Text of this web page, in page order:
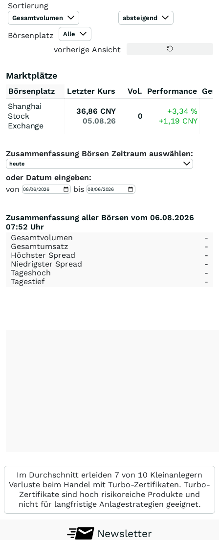
Sortierung
Gesamtvolumen absteigend
Börsenplatz Alle
vorherige Ansicht
Marktplätze
Börsenplatz Letzter Kurs Vol. Performance
Shanghai
Stock
Exchange
36,86 CNY
05.08.26
0
+3,34%
+1,19 CNY
Zusammenfassung Börsen Zeitraum auswählen:
heute
oder Datum eingeben:
von
bis
Zusammenfassung aller Börsen vom 06.08.2026
07:52 Uhr
Gesamtvolumen
-
Gesamtumsatz
-
Höchster Spread
-
Niedrigster Spread
-
Tageshoch
-
Tagestief
-
Im Durchschnitt erleiden 7 von 10 Kleinanlegern
Verluste beim Handel mit Turbo-Zertifikaten. Turbo-
Zertifikate sind hoch risikoreiche Produkte und
nicht für langfristige Anlagestrategien geeignet.
Newsletter